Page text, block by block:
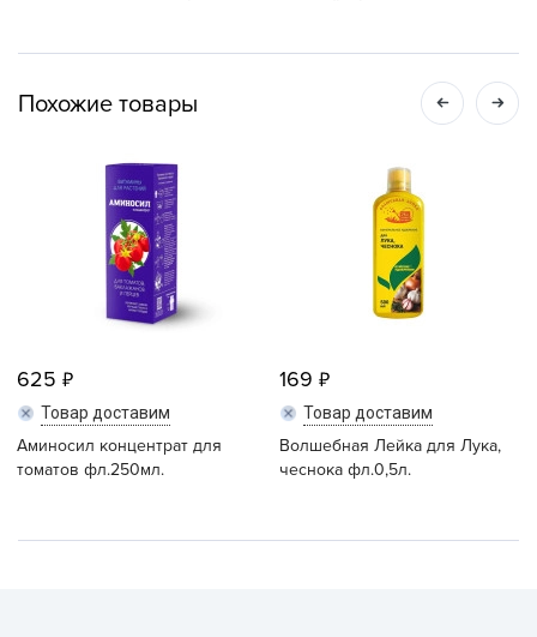
Похожие товары
625
Товар доставим
Аминосил концентрат для
томатов фл.250мл.
169
Товар доставим
Волшебная Лейка для Лука,
чеснока фл.0,5л.